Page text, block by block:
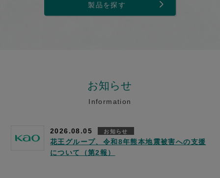
製品を探す
お知らせ
Information
2026.08.05 お知らせ
花王グループ、令和8年熊本地震被害への支援
について（第2報）